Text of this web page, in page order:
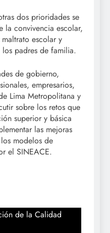
dos prioridades se
la convivencia escolar,
escolar y
padres de familia.
de gobierno,
empresarios,
Lima Metropolitana y
sobre los retos que
superior y básica
las mejoras
modelos de
el SINEACE.
de la Calidad